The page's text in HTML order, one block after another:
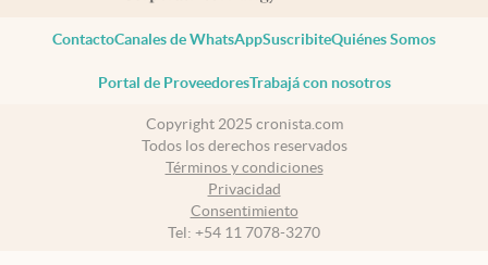
ContactoCanales de WhatsAppSuscribiteQuiénes Somos
Portal de ProveedoresTrabajá con nosotros
Copyright 2025 cronista.com
Todos los derechos reservados
Términos y condiciones
Privacidad
Consentimiento
Tel: +54 11 7078-3270